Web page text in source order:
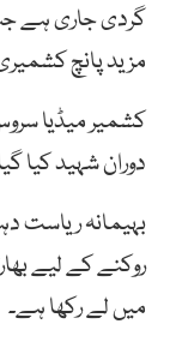
گردی جاری ہے
مزید پانچ
کشمیر میڈیا
دوران شہید کیا
بہیمانہ ریاست
روکنے کے لیے
میں لے رکھا ہے۔